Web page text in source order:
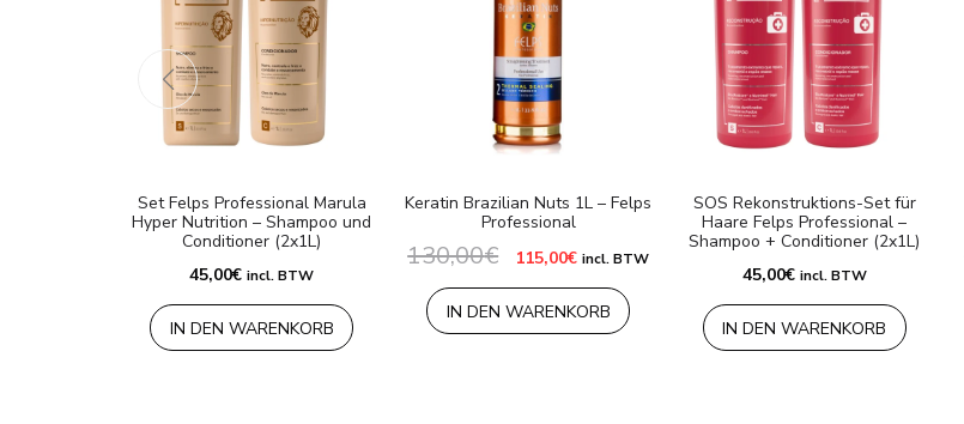
Set Felps Professional Marula
Hyper Nutrition – Shampoo und
Conditioner (2x1L)
45,00€ incl. BTW
IN DEN WARENKORB
Keratin Brazilian Nuts 1L – Felps
Professional
130,00€ Ursprünglicher
Preis
war:
130,00€
115,00€Aktueller
ist:
115,00€.
incl. BTW
IN DEN WARENKORB
SOS Rekonstruktions-Set für
Haare Felps Professional –
Shampoo + Conditioner (2x1L)
45,00€ incl. BTW
IN DEN WARENKORB